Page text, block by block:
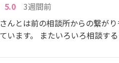
5.0
3週間前
んとは前の相談所からの繋が
います。 またいろいろ相談す